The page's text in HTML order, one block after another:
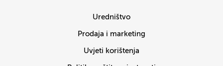
Uredništvo
Prodaja i marketing
Uvjeti korištenja